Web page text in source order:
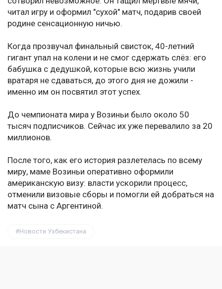
читал игру и оформил "сухой" матч, подарив своей
родине сенсационную ничью.
Когда прозвучал финальный свисток, 40-летний
гигант упал на колени и не смог сдержать слёз: его
бабушка с дедушкой, которые всю жизнь учили
вратаря не сдаваться, до этого дня не дожили -
именно им он посвятил этот успех.
До чемпионата мира у Возиньи было около 50
тысяч подписчиков. Сейчас их уже перевалило за 20
миллионов.
После того, как его история разлетелась по всему
миру, маме Возиньи оперативно оформили
американскую визу: власти ускорили процесс,
отменили визовые сборы и помогли ей добраться на
матч сына с Аргентиной.
Новости Узбекистана